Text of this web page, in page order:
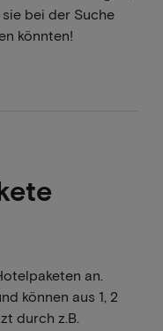
bei der Suche
könnten!
an.
können aus 1, 2
durch z.B.